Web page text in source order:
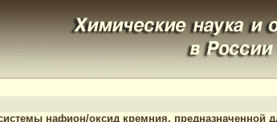
нафион/оксид кремния, предназначенной